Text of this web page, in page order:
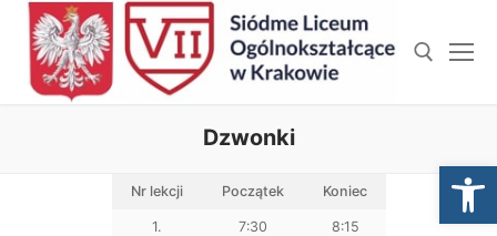
Przejdź
treści
Szukaj:
Dzwonki
Nr lekcji Początek Koniec
1. 7:30 8:15